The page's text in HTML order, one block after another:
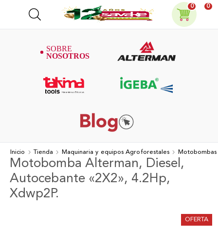
0 0
Inicio Tienda Maquinaria y equipos Agroforestales Motobombas
Motobomba Alterman, Diesel,
Autocebante «2X2», 4.2Hp,
Xdwp2P.
OFERTA